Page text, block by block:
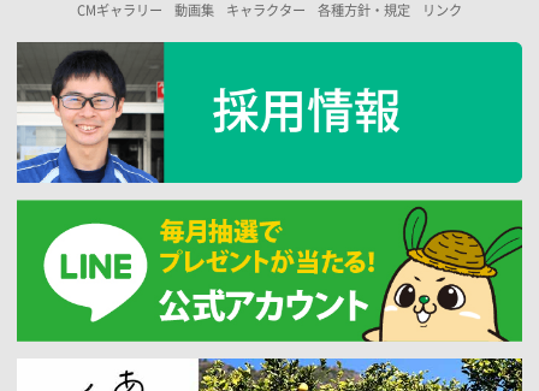
CMギャラリー 動画集 キャラクター 各種方針・規定 リンク